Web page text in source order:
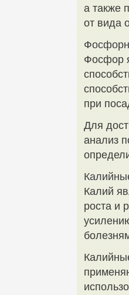
а также
от вида
Фосфор
при
Для
анализ
Калий
роста и